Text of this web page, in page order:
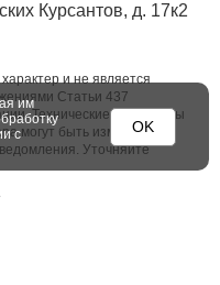
Курсантов, д. 17к2
и не является
Статьи 437
Технические параметры
могут быть изменены
Уточняйте
им
с
OK